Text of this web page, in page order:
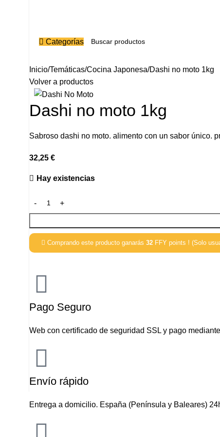
Condiciones de venta
Envío y devoluciones
Categorías
Inicio Temáticas Cocina Japonesa Dashi no moto 1kg
Volver a productos
Dashi no moto 1kg
Sabroso dashi no moto. alimento con un sabor único.
32,25 €
Hay existencias
Comprando este producto ganarás 32 FFY points ! (Solo
Pago Seguro
Web con certificado de seguridad SSL y pago
Envío rápido
Entrega a domicilio. España (Península y Baleares)